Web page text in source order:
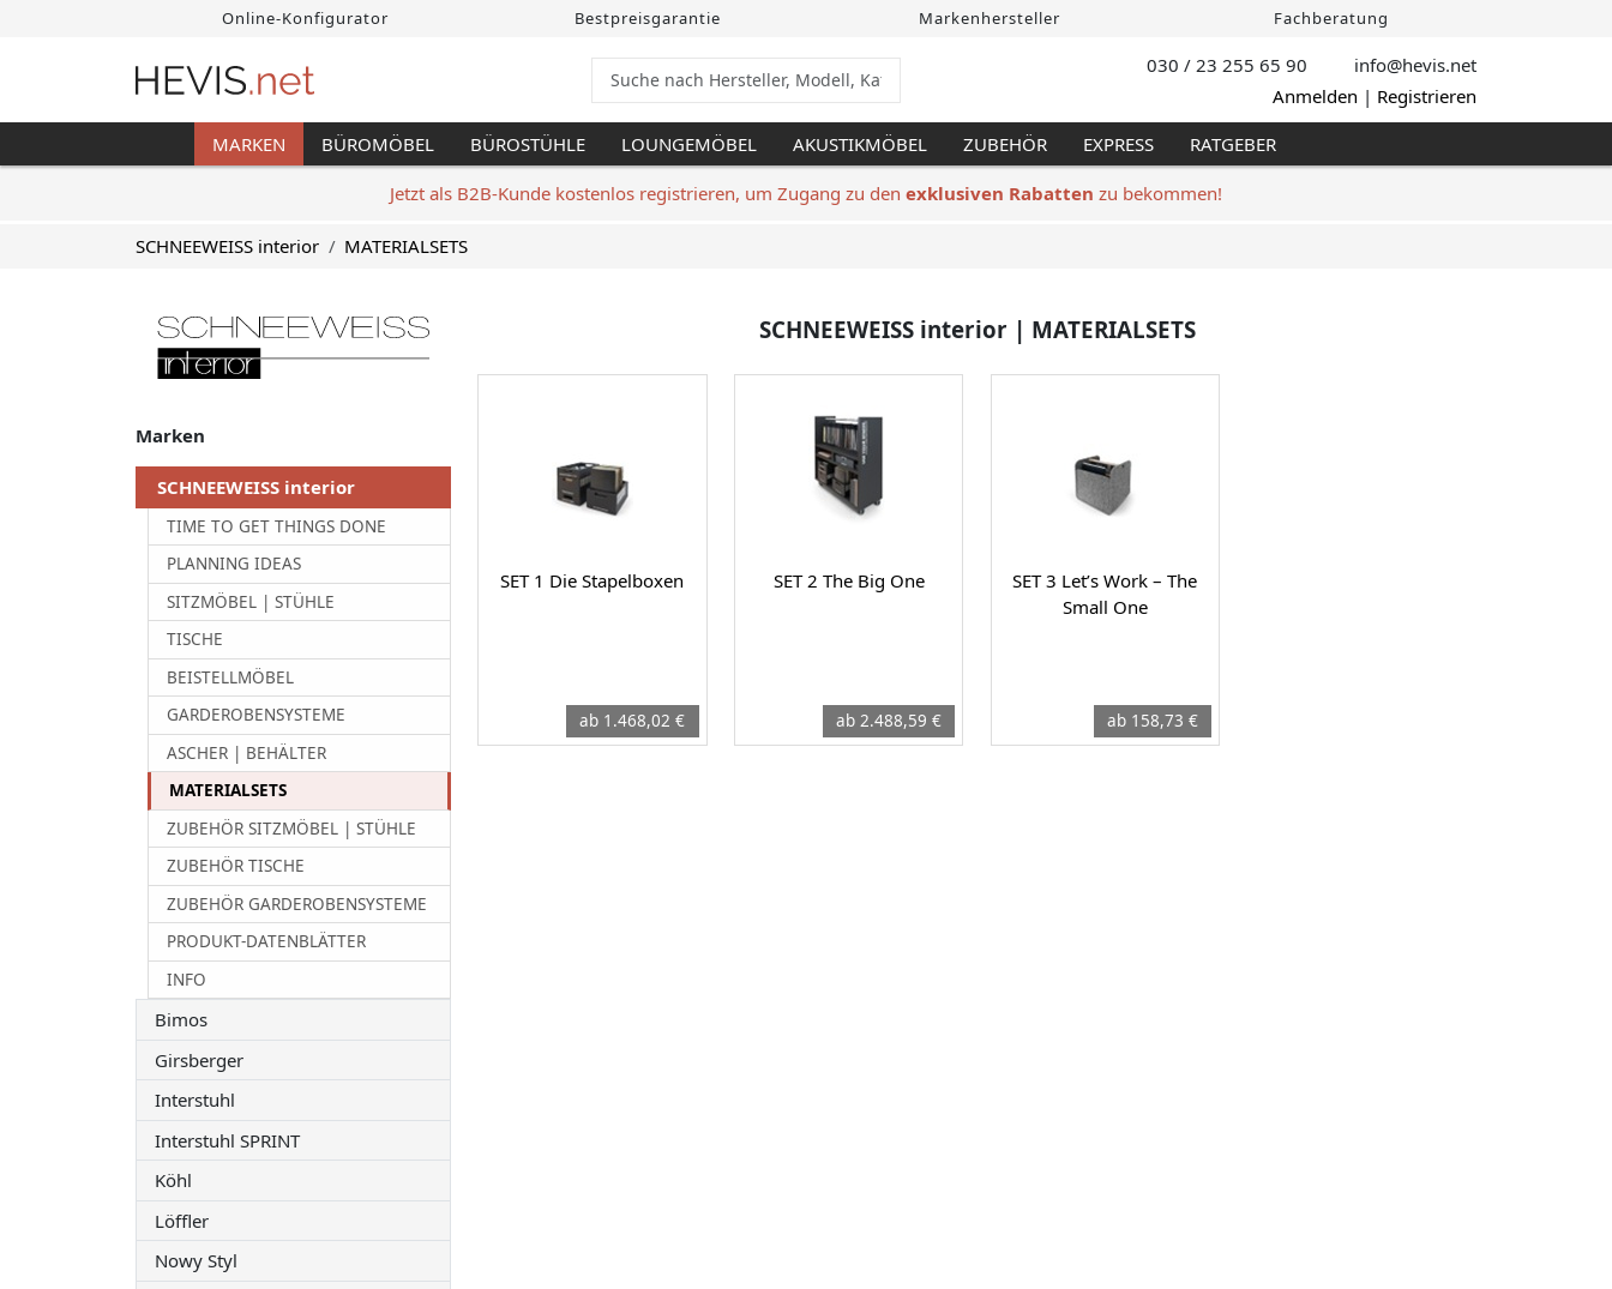
Online-Konfigurator Bestpreisgarantie Markenhersteller Fachberatung
030 / 23 255 65 90 info@hevis.net
Anmelden | Registrieren
MARKEN BÜROMÖBEL BÜROSTÜHLE LOUNGEMÖBEL AKUSTIKMÖBEL ZUBEHÖR EXPRESS RATGEBER
Jetzt als B2B-Kunde kostenlos registrieren, um Zugang zu den exklusiven Rabatten zu bekommen!
SCHNEEWEISS interior MATERIALSETS
Marken
SCHNEEWEISS interior
TIME TO GET THINGS DONE
PLANNING IDEAS
SITZMÖBEL | STÜHLE
TISCHE
BEISTELLMÖBEL
GARDEROBENSYSTEME
ASCHER | BEHÄLTER
MATERIALSETS
ZUBEHÖR SITZMÖBEL | STÜHLE
ZUBEHÖR TISCHE
ZUBEHÖR GARDEROBENSYSTEME
PRODUKT-DATENBLÄTTER
INFO
Bimos
Girsberger
Interstuhl
Interstuhl SPRINT
Köhl
Löffler
Nowy Styl
SCHNEEWEISS interior | MATERIALSETS
SET 1 Die Stapelboxen
ab 1.468,02 €
SET 2 The Big One
ab 2.488,59 €
SET 3 Let’s Work – The
Small One
ab 158,73 €